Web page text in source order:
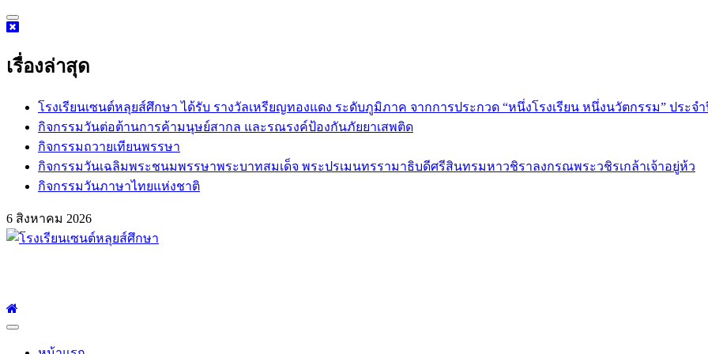
Skip
to
เรื่องล่าสุด
โรงเรียนเซนต์หลุยส์ศึกษา ได้รับ รางวัลเหรียญทองแดง ระดับภูมิภาค จากการประกวด “หนึ่งโรงเรียน หนึ่งนวัตกรรม” ประจำ
กิจกรรม​วันต่อต้านการค้ามนุษย์สากล และรณรงค์ป้องกันภัยยาเสพติด
กิจกรรมถวายเทียนพรรษา
กิจกรรมวันเฉลิมพระชนมพรรษาพระบาทสมเด็จ พระปรเมนทรรามาธิบดีศรีสินทรมหาวชิราลงกรณพระวชิรเกล้าเจ้าอยู่ห้ว
กิจกรรมวันภาษาไทยแห่งชาติ
6 สิงหาคม 2026
Primary